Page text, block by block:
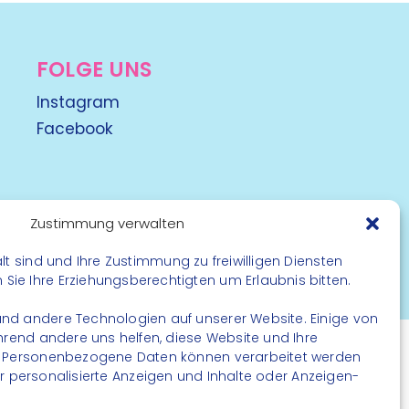
Zustimmung verwalten
sind und Ihre Zustimmung zu freiwilligen Diensten
Ihre Erziehungsberechtigten um Erlaubnis bitten.
andere Technologien auf unserer Website. Einige von
andere uns helfen, diese Website und Ihre
Daten können verarbeitet werden
personalisierte Anzeigen und Inhalte oder Anzeigen-
FOLGE UNS
Instagram
Facebook